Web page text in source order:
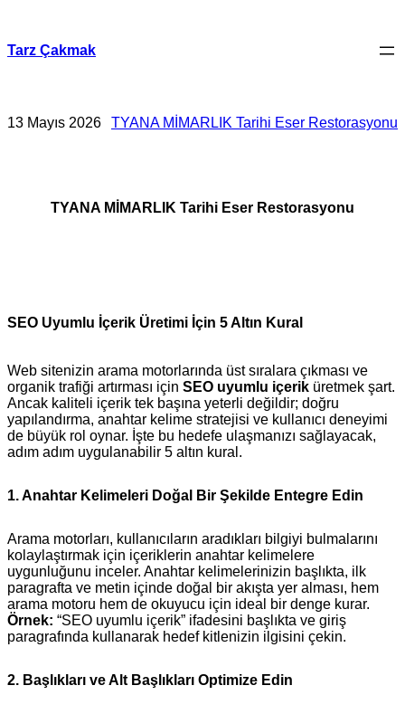
Tarz Çakmak
13 Mayıs 2026 TYANA MİMARLIK Tarihi Eser Restorasyonu
TYANA MİMARLIK Tarihi Eser Restorasyonu
SEO Uyumlu İçerik Üretimi İçin 5 Altın Kural
Web sitenizin arama motorlarında üst sıralara çıkması ve
organik trafiği artırması için SEO uyumlu içerik üretmek şart.
Ancak kaliteli içerik tek başına yeterli değildir; doğru
yapılandırma, anahtar kelime stratejisi ve kullanıcı deneyimi
de büyük rol oynar. İşte bu hedefe ulaşmanızı sağlayacak,
adım adım uygulanabilir 5 altın kural.
1. Anahtar Kelimeleri Doğal Bir Şekilde Entegre Edin
Arama motorları, kullanıcıların aradıkları bilgiyi bulmalarını
kolaylaştırmak için içeriklerin anahtar kelimelere
uygunluğunu inceler. Anahtar kelimelerinizin başlıkta, ilk
paragrafta ve metin içinde doğal bir akışta yer alması, hem
arama motoru hem de okuyucu için ideal bir denge kurar.
Örnek: “SEO uyumlu içerik” ifadesini başlıkta ve giriş
paragrafında kullanarak hedef kitlenizin ilgisini çekin.
2. Başlıkları ve Alt Başlıkları Optimize Edin